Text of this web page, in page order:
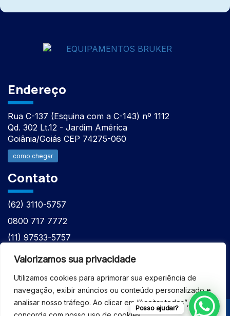
Valorizamos sua privacidade
Utilizamos cookies para aprimorar sua experiência de
navegação, exibir anúncios ou conteúdo personalizado e
analisar nosso tráfego. Ao clicar em “Aceitar todos”, você
Endereço
Rua C-137 (Esquina com a C-143) nº 1112
Qd. 302 Lt.12 - Jardim América
Goiânia/Goiás CEP 74275-060
como chegar
Contato
(62) 3110-5757
0800 717 7772
(11) 97533-5757
(62) 98610-7777
Posso ajudar?